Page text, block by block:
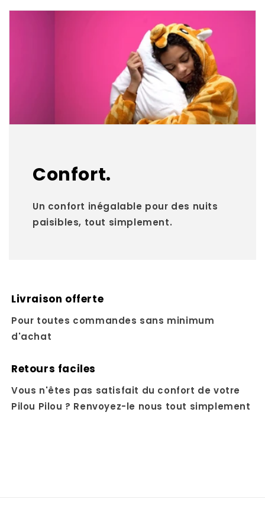
Confort.
Un confort inégalable pour des nuits
paisibles, tout simplement.
Livraison offerte
Pour toutes commandes sans minimum
d'achat
Retours faciles
Vous n'êtes pas satisfait du confort de votre
Pilou Pilou ? Renvoyez-le nous tout simplement